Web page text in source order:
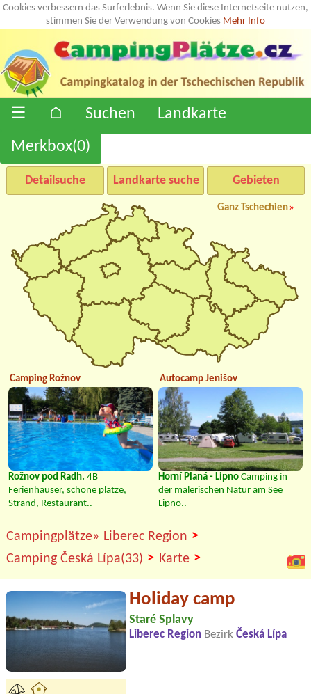
Cookies verbessern das Surferlebnis. Wenn Sie diese Internetseite nutzen,
stimmen Sie der Verwendung von Cookies Mehr Info
☰ ⌂ Suchen
Landkarte
Merkbox(0)
Detailsuche Landkarte suche Gebieten
Ganz Tschechien»
Camping Rožnov
Rožnov pod Radh. 4B
Ferienhäuser, schöne plätze,
Strand, Restaurant..
Autocamp Jenišov
Horní Planá - Lipno Camping in
der malerischen Natur am See
Lipno..
Campingplätze» Liberec Region >
Camping Česká Lípa(33) > Karte >
Holiday camp
Staré Splavy
Liberec Region Bezirk Česká Lípa